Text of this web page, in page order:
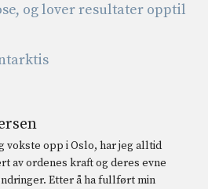
og lover resultater opptil
vokste opp i Oslo, har jeg alltid
av ordenes kraft og deres evne
Etter å ha fullført min